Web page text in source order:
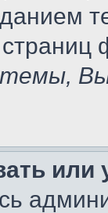
темы,